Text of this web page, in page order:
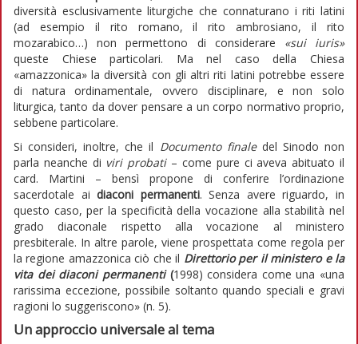
diversità esclusivamente liturgiche che connaturano i riti latini
(ad esempio il rito romano, il rito ambrosiano, il rito
mozarabico…) non permettono di considerare «sui iuris»
queste Chiese particolari. Ma nel caso della Chiesa
«amazzonica» la diversità con gli altri riti latini potrebbe essere
di natura ordinamentale, ovvero disciplinare, e non solo
liturgica, tanto da dover pensare a un corpo normativo proprio,
sebbene particolare.
Si consideri, inoltre, che il Documento finaledel Sinodo non
parla neanche di viri probati– come pure ci aveva abituato il
card. Martini – bensì propone di conferire l’ordinazione
sacerdotale aidiaconi permanenti. Senza avere riguardo, in
questo caso, per la specificità della vocazione alla stabilità nel
grado diaconale rispetto alla vocazione al ministero
presbiterale. In altre parole, viene prospettata come regola per
la regione amazzonica ciò che il Direttorio per il ministero e la
vita dei diaconi permanenti(1998) considera come una «una
rarissima eccezione, possibile soltanto quando speciali e gravi
ragioni lo suggeriscono» (n. 5).
Un approccio universale al tema